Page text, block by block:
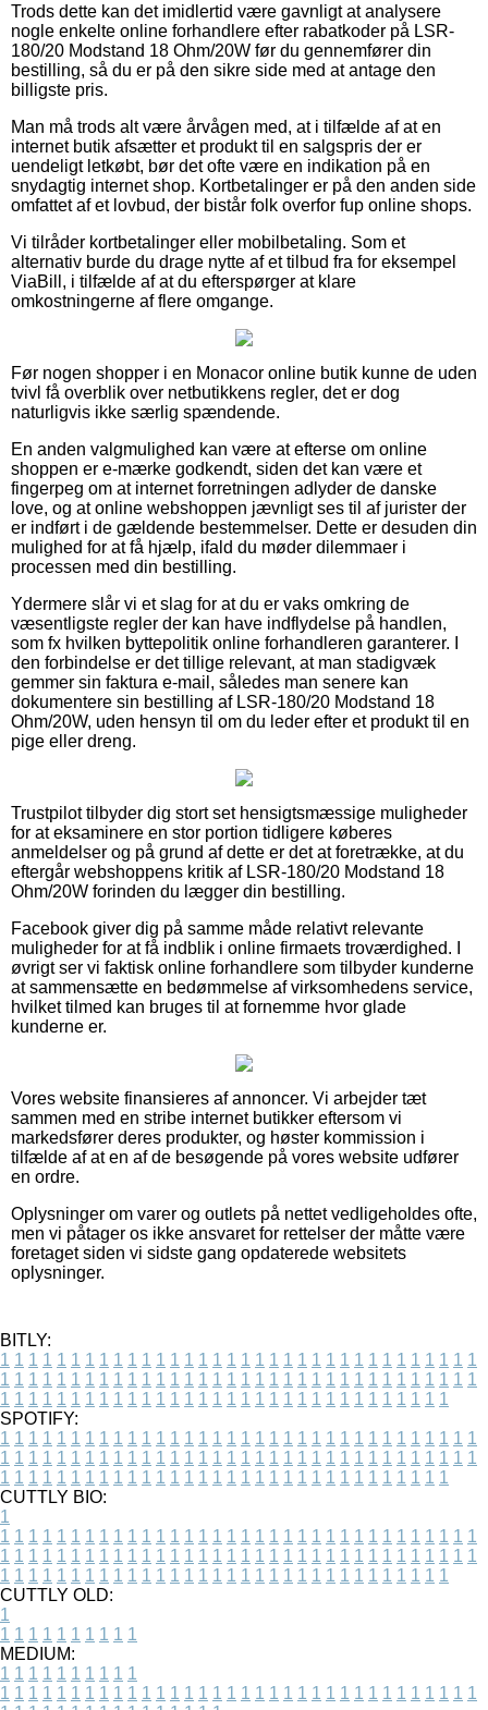
Trods dette kan det imidlertid være gavnligt at analysere
nogle enkelte online forhandlere efter rabatkoder på LSR-
180/20 Modstand 18 Ohm/20W før du gennemfører din
bestilling, så du er på den sikre side med at antage den
billigste pris.
Man må trods alt være årvågen med, at i tilfælde af at en
internet butik afsætter et produkt til en salgspris der er
uendeligt letkøbt, bør det ofte være en indikation på en
snydagtig internet shop. Kortbetalinger er på den anden side
omfattet af et lovbud, der bistår folk overfor fup online shops.
Vi tilråder kortbetalinger eller mobilbetaling. Som et
alternativ burde du drage nytte af et tilbud fra for eksempel
ViaBill, i tilfælde af at du efterspørger at klare
omkostningerne af flere omgange.
Før nogen shopper i en Monacor online butik kunne de uden
tvivl få overblik over netbutikkens regler, det er dog
naturligvis ikke særlig spændende.
En anden valgmulighed kan være at efterse om online
shoppen er e-mærke godkendt, siden det kan være et
fingerpeg om at internet forretningen adlyder de danske
love, og at online webshoppen jævnligt ses til af jurister der
er indført i de gældende bestemmelser. Dette er desuden din
mulighed for at få hjælp, ifald du møder dilemmaer i
processen med din bestilling.
Ydermere slår vi et slag for at du er vaks omkring de
væsentligste regler der kan have indflydelse på handlen,
som fx hvilken byttepolitik online forhandleren garanterer. I
den forbindelse er det tillige relevant, at man stadigvæk
gemmer sin faktura e-mail, således man senere kan
dokumentere sin bestilling af LSR-180/20 Modstand 18
Ohm/20W, uden hensyn til om du leder efter et produkt til en
pige eller dreng.
Trustpilot tilbyder dig stort set hensigtsmæssige muligheder
for at eksaminere en stor portion tidligere køberes
anmeldelser og på grund af dette er det at foretrække, at du
eftergår webshoppens kritik af LSR-180/20 Modstand 18
Ohm/20W forinden du lægger din bestilling.
Facebook giver dig på samme måde relativt relevante
muligheder for at få indblik i online firmaets troværdighed. I
øvrigt ser vi faktisk online forhandlere som tilbyder kunderne
at sammensætte en bedømmelse af virksomhedens service,
hvilket tilmed kan bruges til at fornemme hvor glade
kunderne er.
Vores website finansieres af annoncer. Vi arbejder tæt
sammen med en stribe internet butikker eftersom vi
markedsfører deres produkter, og høster kommission i
tilfælde af at en af de besøgende på vores website udfører
en ordre.
Oplysninger om varer og outlets på nettet vedligeholdes ofte,
men vi påtager os ikke ansvaret for rettelser der måtte være
foretaget siden vi sidste gang opdaterede websitets
oplysninger.
BITLY:
1 1 1 1 1 1 1 1 1 1 1 1 1 1 1 1 1 1 1 1 1 1 1 1 1 1 1 1 1 1 1 1 1 1
1 1 1 1 1 1 1 1 1 1 1 1 1 1 1 1 1 1 1 1 1 1 1 1 1 1 1 1 1 1 1 1 1 1
1 1 1 1 1 1 1 1 1 1 1 1 1 1 1 1 1 1 1 1 1 1 1 1 1 1 1 1 1 1 1 1
SPOTIFY:
1 1 1 1 1 1 1 1 1 1 1 1 1 1 1 1 1 1 1 1 1 1 1 1 1 1 1 1 1 1 1 1 1 1
1 1 1 1 1 1 1 1 1 1 1 1 1 1 1 1 1 1 1 1 1 1 1 1 1 1 1 1 1 1 1 1 1 1
1 1 1 1 1 1 1 1 1 1 1 1 1 1 1 1 1 1 1 1 1 1 1 1 1 1 1 1 1 1 1 1
CUTTLY BIO:
1
1 1 1 1 1 1 1 1 1 1 1 1 1 1 1 1 1 1 1 1 1 1 1 1 1 1 1 1 1 1 1 1 1 1
1 1 1 1 1 1 1 1 1 1 1 1 1 1 1 1 1 1 1 1 1 1 1 1 1 1 1 1 1 1 1 1 1 1
1 1 1 1 1 1 1 1 1 1 1 1 1 1 1 1 1 1 1 1 1 1 1 1 1 1 1 1 1 1 1 1
CUTTLY OLD:
1
1 1 1 1 1 1 1 1 1 1
MEDIUM:
1 1 1 1 1 1 1 1 1 1
1 1 1 1 1 1 1 1 1 1 1 1 1 1 1 1 1 1 1 1 1 1 1 1 1 1 1 1 1 1 1 1 1 1